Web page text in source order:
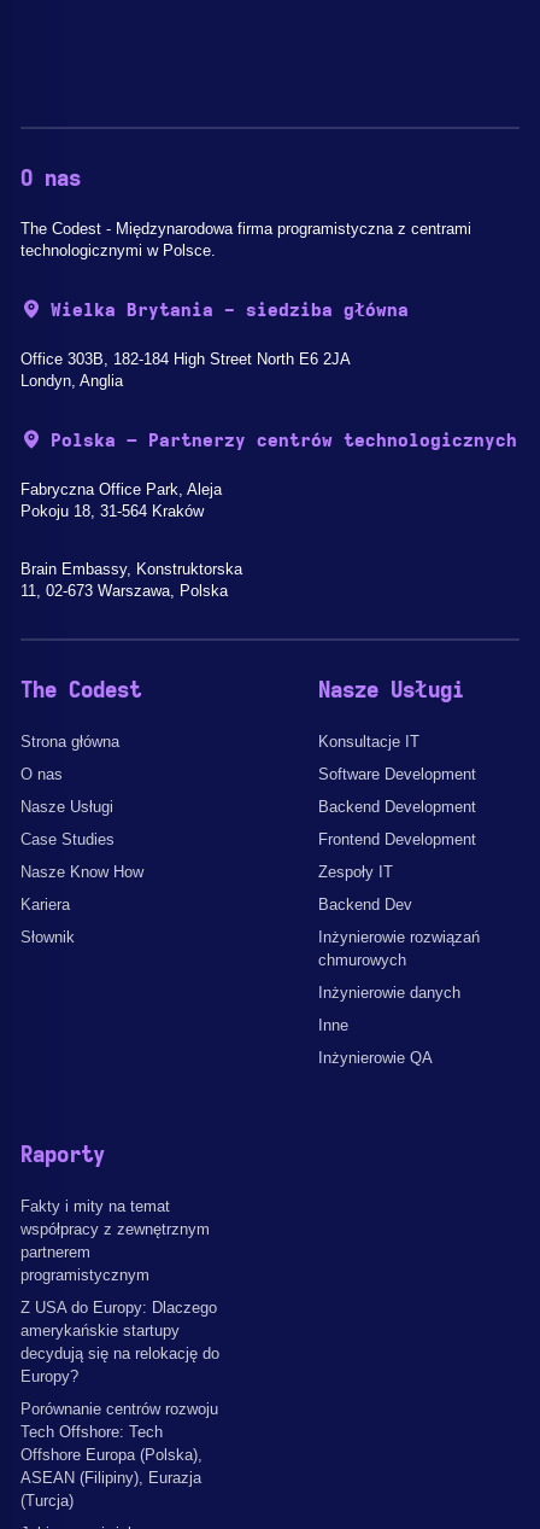
O nas
The Codest - Międzynarodowa firma programistyczna z centrami
technologicznymi w Polsce.
Wielka Brytania - siedziba główna
Office 303B, 182-184 High Street North E6 2JA
Londyn, Anglia
Polska – Partnerzy centrów technologicznych
Fabryczna Office Park, Aleja
Pokoju 18, 31-564 Kraków
Brain Embassy, Konstruktorska
11, 02-673 Warszawa, Polska
The Codest
Strona główna
O nas
Nasze Usługi
Case Studies
Nasze Know How
Kariera
Słownik
Nasze Usługi
Konsultacje IT
Software Development
Backend Development
Frontend Development
Zespoły IT
Backend Dev
Inżynierowie rozwiązań
chmurowych
Inżynierowie danych
Inne
Inżynierowie QA
Raporty
Fakty i mity na temat
współpracy z zewnętrznym
partnerem
programistycznym
Z USA do Europy: Dlaczego
amerykańskie startupy
decydują się na relokację do
Europy?
Porównanie centrów rozwoju
Tech Offshore: Tech
Offshore Europa (Polska),
ASEAN (Filipiny), Eurazja
(Turcja)